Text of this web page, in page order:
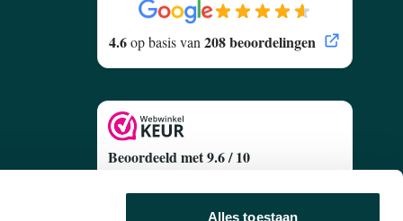
Alles toestaan
4.6op basis van208 beoordelingen
Beoordeeld met 9.6 / 10
Gebaseerd op630 Klantenreviews